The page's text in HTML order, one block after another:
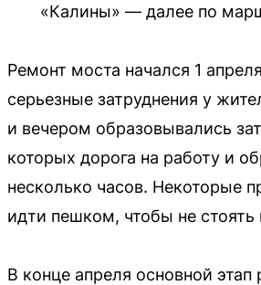
«Калины» — далее по
Ремонт моста начался 1
серьезные затруднения у
и вечером образовывались
которых дорога на работу и
несколько часов. Некоторые
идти пешком, чтобы не стоять
В конце апреля основной этап